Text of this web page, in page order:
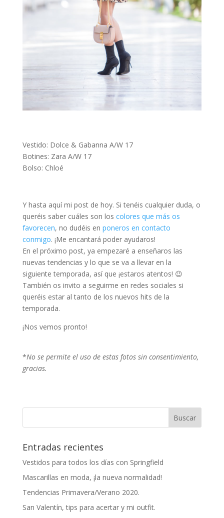
Vestido: Dolce & Gabanna A/W 17
Botines: Zara A/W 17
Bolso: Chloé
Y hasta aquí mi post de hoy. Si tenéis cualquier duda, o
queréis saber cuáles son los colores que más os
favorecen, no dudéis en poneros en contacto
conmigo. ¡Me encantará poder ayudaros!
En el próximo post, ya empezaré a enseñaros las
nuevas tendencias y lo que se va a llevar en la
siguiente temporada, así que ¡estaros atentos! 😉
También os invito a seguirme en redes sociales si
queréis estar al tanto de los nuevos hits de la
temporada.
¡Nos vemos pronto!
*No se permite el uso de estas fotos sin consentimiento,
gracias.
Entradas recientes
Vestidos para todos los días con Springfield
Mascarillas en moda, ¡la nueva normalidad!
Tendencias Primavera/Verano 2020.
San Valentín, tips para acertar y mi outfit.